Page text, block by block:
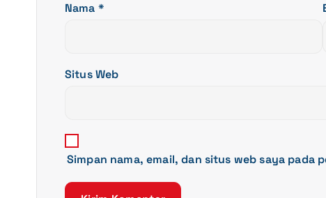
Nama *
Situs Web
Simpan nama, email, dan situs web saya